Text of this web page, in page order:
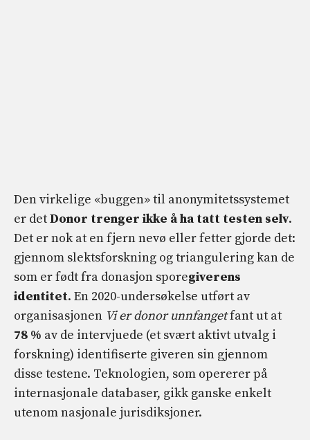
Den virkelige «buggen» til anonymitetssystemet
er detDonor trenger ikke å ha tatt testen selv.
Det er nok at en fjern nevø eller fetter gjorde det:
gjennom slektsforskning og triangulering kan de
som er født fra donasjon sporegiverens
identitet. En 2020-undersøkelse utført av
organisasjonen Vi er donor unnfangetfant ut at
78 % av de intervjuede (et svært aktivt utvalg i
forskning) identifiserte giveren sin gjennom
disse testene. Teknologien, som opererer på
internasjonale databaser, gikk ganske enkelt
utenom nasjonale jurisdiksjoner.